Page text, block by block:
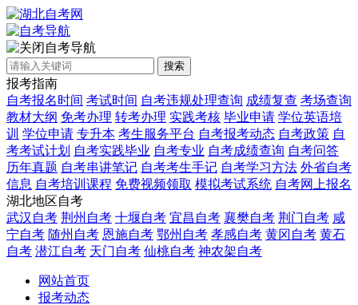
自考导航
搜索
报考指南
自考报名时间 考试时间 自考违规处理查询 成绩复查 考场查询
教材大纲 免考办理 转考办理 实践考核 毕业申请 学位英语培
训 学位申请 专升本 考生服务平台 自考报考动态 自考政策 自
考考试计划 自考实践毕业 自考专业 自考成绩查询 自考问答
历年真题 自考串讲笔记 自考考生手记 自考学习方法 外省自考
信息 自考培训课程 免费视频领取 模拟考试系统 自考网上报名
湖北地区自考
武汉自考 荆州自考 十堰自考 宜昌自考 襄樊自考 荆门自考 咸
宁自考 随州自考 恩施自考 鄂州自考 孝感自考 黄冈自考 黄石
自考 潜江自考 天门自考 仙桃自考 神农架自考
网站首页
报考动态